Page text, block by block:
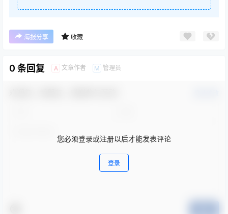
海报分享 收藏
0 条回复 A 文章作者 M 管理员
您必须登录或注册以后才能发表评论
登录